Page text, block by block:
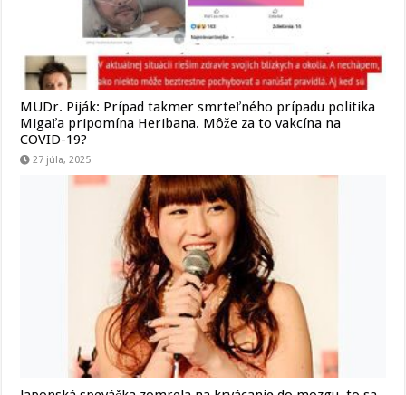
MUDr. Piják: Prípad takmer smrteľného prípadu politika
Migaľa pripomína Heribana. Môže za to vakcína na
COVID-19?
27 júla, 2025